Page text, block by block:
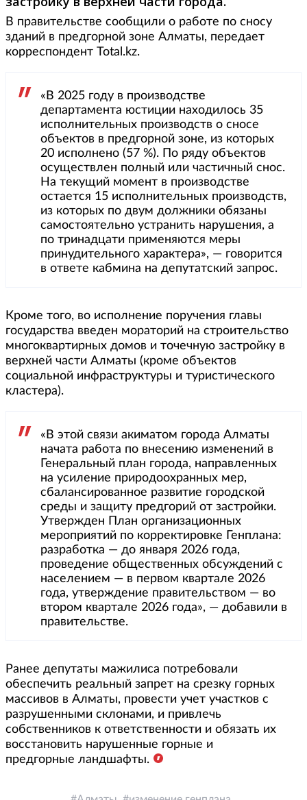
В правительстве сообщили о работе по сносу
зданий в предгорной зоне Алматы, передает
корреспондент Total.kz.
«В 2025 году в производстве
департамента юстиции находилось 35
исполнительных производств о сносе
объектов в предгорной зоне, из которых
20 исполнено (57 %). По ряду объектов
осуществлен полный или частичный снос.
На текущий момент в производстве
остается 15 исполнительных производств,
из которых по двум должники обязаны
самостоятельно устранить нарушения, а
по тринадцати применяются меры
принудительного характера», — говорится
в ответе кабмина на депутатский запрос.
Кроме того, во исполнение поручения главы
государства введен мораторий на строительство
многоквартирных домов и точечную застройку в
верхней части Алматы (кроме объектов
социальной инфраструктуры и туристического
кластера).
«В этой связи акиматом города Алматы
начата работа по внесению изменений в
Генеральный план города, направленных
на усиление природоохранных мер,
сбалансированное развитие городской
среды и защиту предгорий от застройки.
Утвержден План организационных
мероприятий по корректировке Генплана:
разработка — до января 2026 года,
проведение общественных обсуждений с
населением — в первом квартале 2026
года, утверждение правительством — во
втором квартале 2026 года», — добавили в
правительстве.
Ранее депутаты мажилиса потребовали
обеспечить реальный запрет на срезку горных
массивов в Алматы, провести учет участков с
разрушенными склонами, и привлечь
собственников к ответственности и обязать их
восстановить нарушенные горные и
предгорные ландшафты.